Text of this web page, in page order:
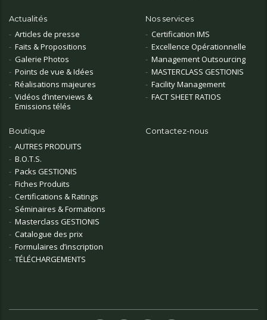
Actualités
Articles de presse
Faits & Propositions
Galerie Photos
Points de vue & Idées
Réalisations majeures
Vidéos d’interviews &
Emissions télés
Nos services
Certification IMS
Excellence Opérationnelle
Management Outsourcing
MASTERCLASS GESTIONIS
Facility Management
FACT SHEET RATIOS
Boutique
AUTRES PRODUITS
B.O.T.S.
Packs GESTIONIS
Fiches Produits
Certifications & Ratings
Séminaires & Formations
Masterclass GESTIONIS
Catalogue des prix
Formulaires d’inscription
TÉLÉCHARGEMENTS
Contactez-nous